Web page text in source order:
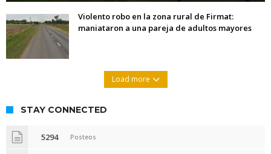
Violento robo en la zona rural de Firmat:
maniataron a una pareja de adultos mayores
Load more
STAY CONNECTED
5294 Posteos